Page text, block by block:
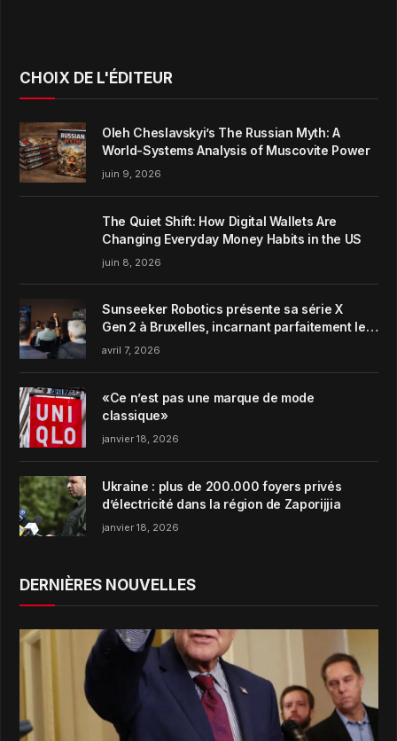
CHOIX DE L'ÉDITEUR
Oleh Cheslavskyi’s The Russian Myth: A
World-Systems Analysis of Muscovite Power
juin 9, 2026
The Quiet Shift: How Digital Wallets Are
Changing Everyday Money Habits in the US
juin 8, 2026
Sunseeker Robotics présente sa série X
Gen 2 à Bruxelles, incarnant parfaitement le
concept de Garden Harmony de la marque
avril 7, 2026
«Ce n’est pas une marque de mode
classique»
janvier 18, 2026
Ukraine : plus de 200.000 foyers privés
d’électricité dans la région de Zaporijjia
janvier 18, 2026
DERNIÈRES NOUVELLES